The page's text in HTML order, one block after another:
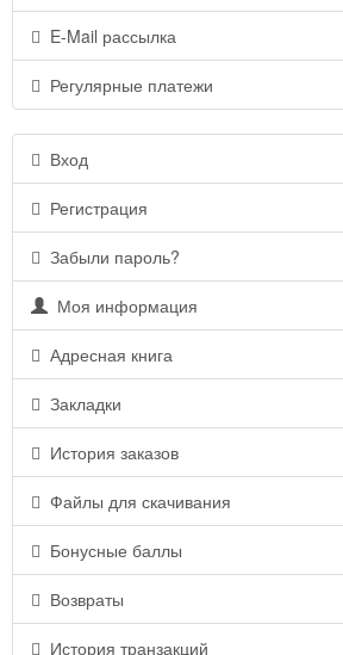
E-Mail рассылка
Регулярные платежи
Вход
Регистрация
Забыли пароль?
Моя информация
Адресная книга
Закладки
История заказов
Файлы для скачивания
Бонусные баллы
Возвраты
История транзакций